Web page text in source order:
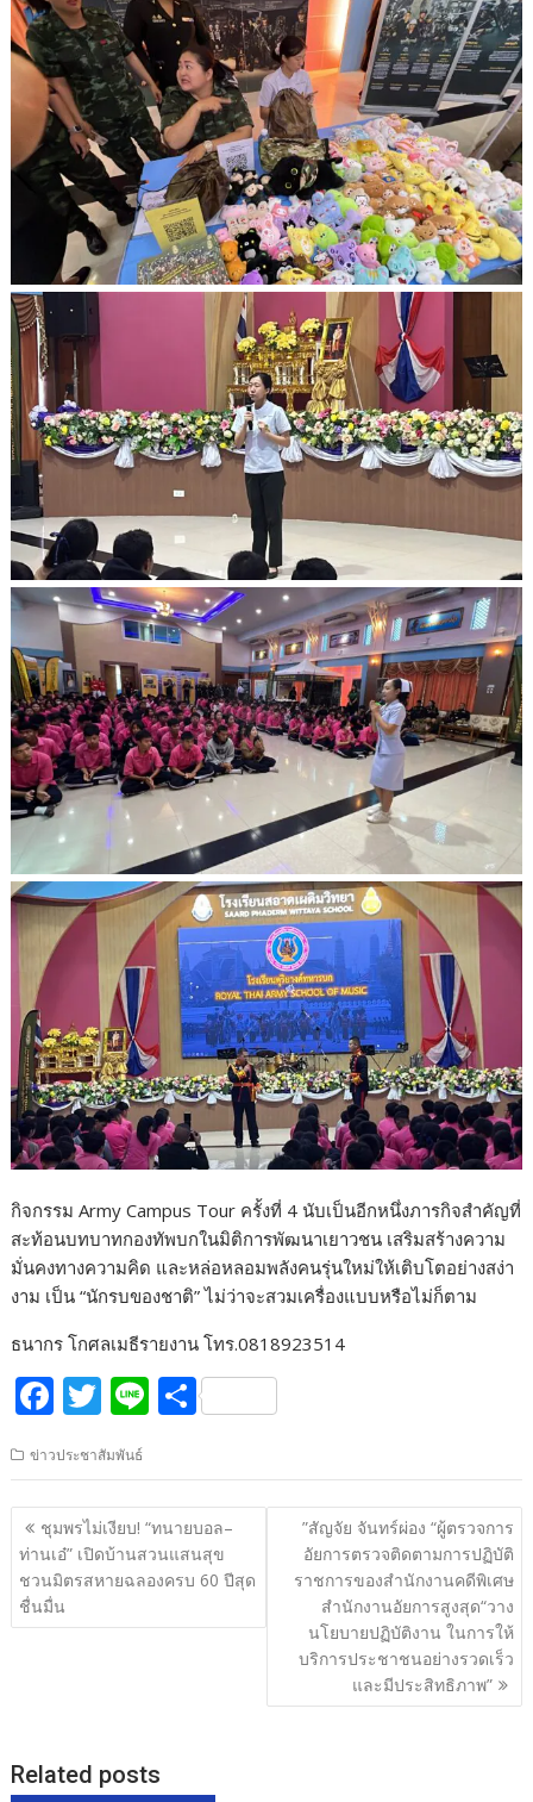
กิจกรรม Army Campus Tour ครั้งที่ 4 นับเป็นอีกหนึ่งภารกิจสำคัญที่
สะท้อนบทบาทกองทัพบกในมิติการพัฒนาเยาวชน เสริมสร้างความ
มั่นคงทางความคิด และหล่อหลอมพลังคนรุ่นใหม่ให้เติบโตอย่างสง่า
งาม เป็น “นักรบของชาติ” ไม่ว่าจะสวมเครื่องแบบหรือไม่ก็ตาม
ธนากร โกศลเมธีรายงาน โทร.0818923514
F
e
b
o
o
k
T
itt
er
Li
e
S
ar
e
ข่าวประชาสัมพันธ์
แนะแนว
เรื่อง
ชุมพรไม่เงียบ! “ทนายบอล–
ท่านเอ๋” เปิดบ้านสวนแสนสุข
ชวนมิตรสหายฉลองครบ 60 ปีสุด
ชื่นมื่น
”สัญจัย จันทร์ผ่อง “ผู้ตรวจการ
อัยการตรวจติดตามการปฏิบัติ
ราชการของสำนักงานคดีพิเศษ
สำนักงานอัยการสูงสุด“วาง
นโยบายปฏิบัติงาน ในการให้
บริการประชาชนอย่างรวดเร็ว
และมีประสิทธิภาพ”
Related posts